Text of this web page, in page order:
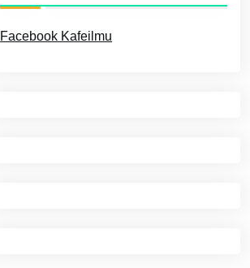
Facebook Kafeilmu